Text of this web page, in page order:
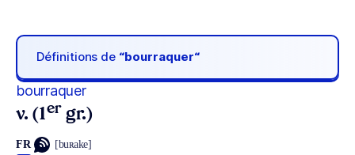
Définitions de “bourraquer“
bourraquer
v. (1er gr.)
FR [buʀake]